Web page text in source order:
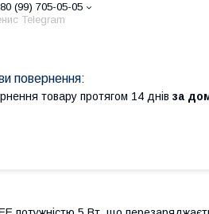
(99) 705-05-05
Telegram
товару протягом 14 днів за